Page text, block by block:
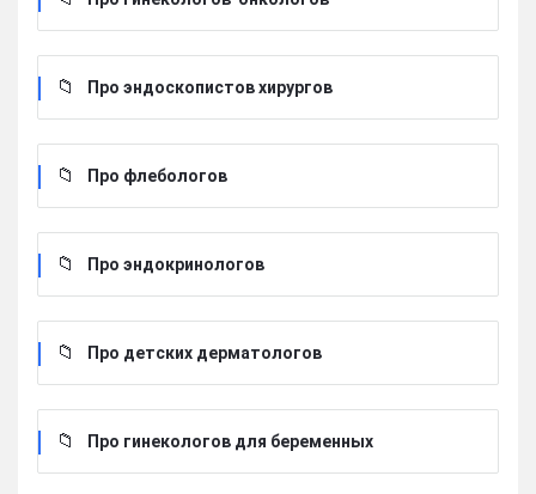
Про эндоскопистов хирургов
Про флебологов
Про эндокринологов
Про детских дерматологов
Про гинекологов для беременных